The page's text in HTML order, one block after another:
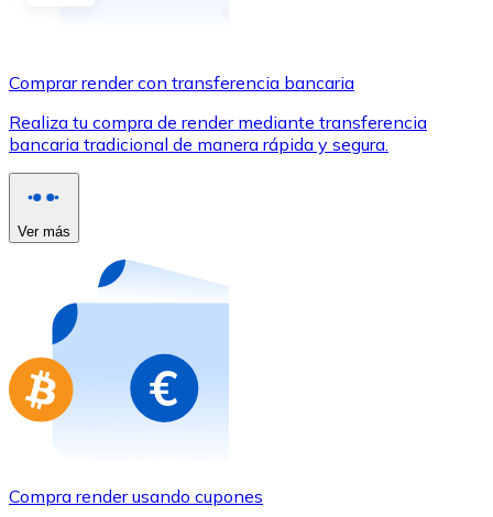
Utiliza tarjetas Visa y Mastercard para comprar
Comprar con tarjeta
Compra tarjetas regalo de tus marcas favoritas con
Ir a la tienda de tarjetas regalo
Comprar render con transferencia bancaria
Realiza tu compra de render mediante transferencia
bancaria tradicional de manera rápida y segura.
Ver más
Compra render usando cupones